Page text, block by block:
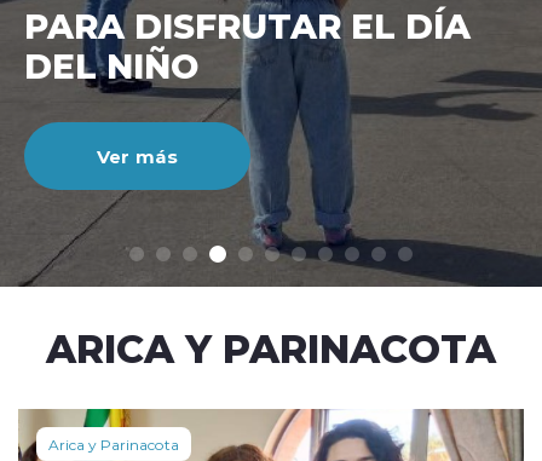
modo claro
CIENTO DURANTE EL MES
DE JULIO
Ver más
ARICA Y PARINACOTA
Arica y Parinacota